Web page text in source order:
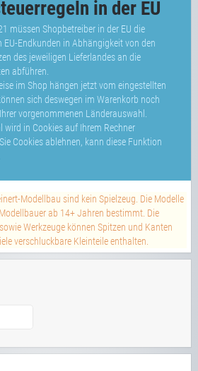
in der EU
müssen Shopbetreiber in der EU die
EU-Endkunden in Abhängigkeit von den
des jeweiligen Lieferlandes an die
abführen.
im Shop hängen jetzt vom eingestellten
sich deswegen im Warenkorb noch
vorgenommenen Länderauswahl.
wird in Cookies auf Ihrem Rechner
Cookies ablehnen, kann diese Funktion
Modellbau sind kein Spielzeug. Die Modelle
ab 14+ Jahren bestimmt. Die
Werkzeuge können Spitzen und Kanten
verschluckbare Kleinteile enthalten.